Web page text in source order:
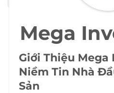
Mega
Giới Thiệu
Niềm Tin Nhà
Sản